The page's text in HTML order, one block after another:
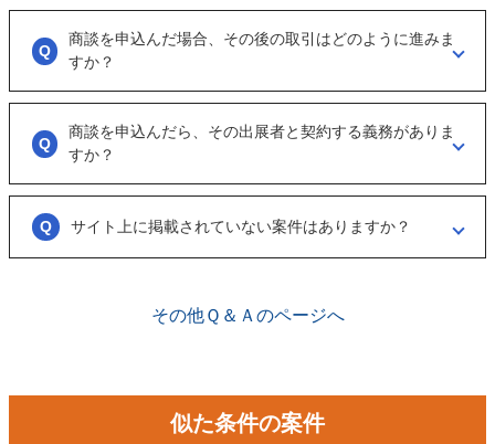
「商談を申し込む」ボタンから案件の詳細情報をリクエストしてくださ
オンラインとは言え対人のやりとりですので、丁寧な言葉遣いを心掛け
商談を申込んだ場合、その後の取引はどのように進みま
すか？
実際に出展者（仲介案件の場合、仲介担当者）とのメッセージのやりと
りになります。
具体的に購入を考えた場合は、一度、出展者とのオンライン面談を行う
商談を申込んだら、その出展者と契約する義務がありま
すか？
ございません。まずは、商談でどのような事業なのかを確認する目的も
あるため、気軽に商談申し込みを行ってください。
サイト上に掲載されていない案件はありますか？
その他Ｑ＆Ａのページへ
似た条件の案件